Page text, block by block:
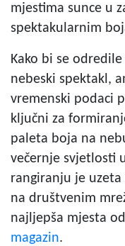
mjestima sunce u
spektakularnim
Kako bi se
nebeski spektakl,
vremenski podaci
ključni za
paleta boja na
večernje svjetlosti
rangiranju je
na društvenim
najljepša mjesta
magazin.